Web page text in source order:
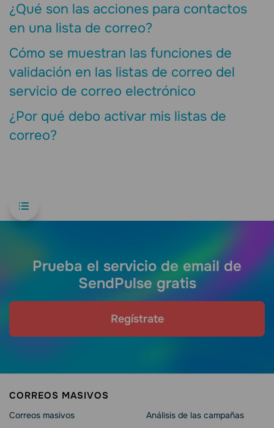
¿Qué son las acciones para contactos
en una lista de correo?
Cómo se muestran las funciones de
validación en las listas de correo del
servicio de correo electrónico
¿Por qué debo activar mis listas de
correo?
Prueba el servicio de email de
SendPulse gratis
Regístrate
CORREOS MASIVOS
Correos masivos
Análisis de las campañas